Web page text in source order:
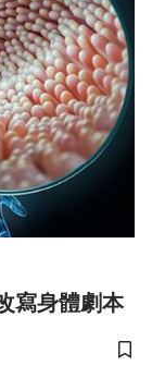
在改寫身體劇本
儲